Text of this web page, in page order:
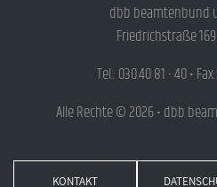
dbb beamtenbund
Friedrichstraße 169
Tel.: 030.40 81 - 40 •
Alle Rechte © 2026 • dbb
KONTAKT